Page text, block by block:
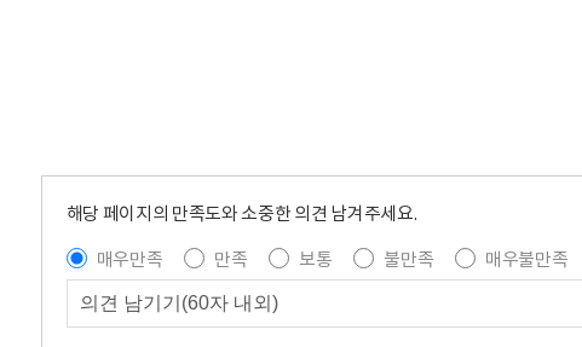
해당 페이지의 만족도와 소중한 의견 남겨주세요.
매우만족
만족 보통 불만족 매우불만족